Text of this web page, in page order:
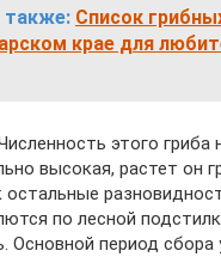
также: Список
крае для
этого гриба
высокая, растет он
остальные
по лесной
Основной период сбора